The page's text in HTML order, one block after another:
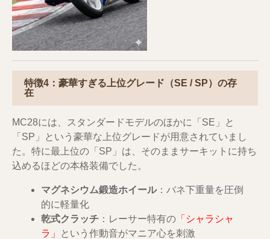
特徴4：豪華すぎる上位グレード（SE / SP）の存
在
MC28には、スタンダードモデルのほかに「SE」と
「SP」という豪華な上位グレードが用意されていまし
た。特に最上位の「SP」は、そのままサーキットに持ち
込めるほどの本格装備でした。
マグネシウム鍛造ホイール：バネ下重量を圧倒
的に軽量化
乾式クラッチ ：レーサー特有の 「シャラシャ
ラ」
という作動音がマニア心を刺激